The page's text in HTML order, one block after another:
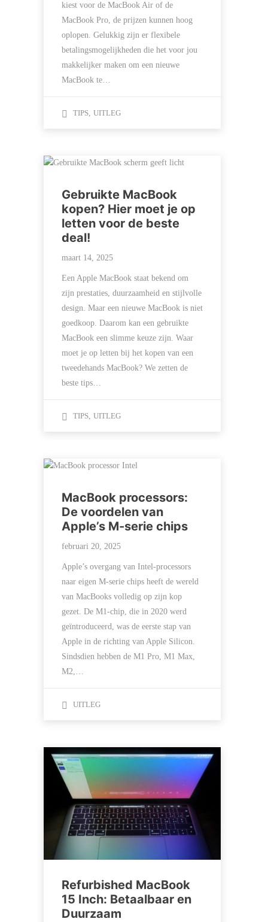
kiest voor de MacBook Air of de
MacBook Pro, de prijzen kunnen hoog
oplopen. Gelukkig zijn er flexibele
betalingsmogelijkheden die het voor jou
makkelijker maken om een nieuwe
MacBook te…
TIPS UITLEG
Gebruikte MacBook
kopen? Hier moet je op
letten voor de beste
deal!
maart 14, 2025
Een Apple MacBook staat bekend om
zijn prestaties, duurzaamheid en stijlvolle
design. Maar een nieuwe MacBook is niet
goedkoop. Daarom kan een gebruikte
MacBook een slimme keuze zijn. Waar
moet je op letten bij het kopen van een
tweedehands MacBook? We zetten de
beste tips…
TIPS UITLEG
MacBook processors:
De voordelen van
Apple’s M-serie chips
februari 20, 2025
Apple’s overgang van Intel-processors
naar eigen M-serie chips heeft de wereld
van MacBooks volledig op zijn kop
gezet. De M1-chip, die in 2020 werd
geïntroduceerd, was de eerste stap van
Apple in de richting van Apple Silicon.
Sindsdien hebben de M1 Pro, M1 Max,
M2,…
UITLEG
Refurbished MacBook
15 Inch: Betaalbaar en
Duurzaam